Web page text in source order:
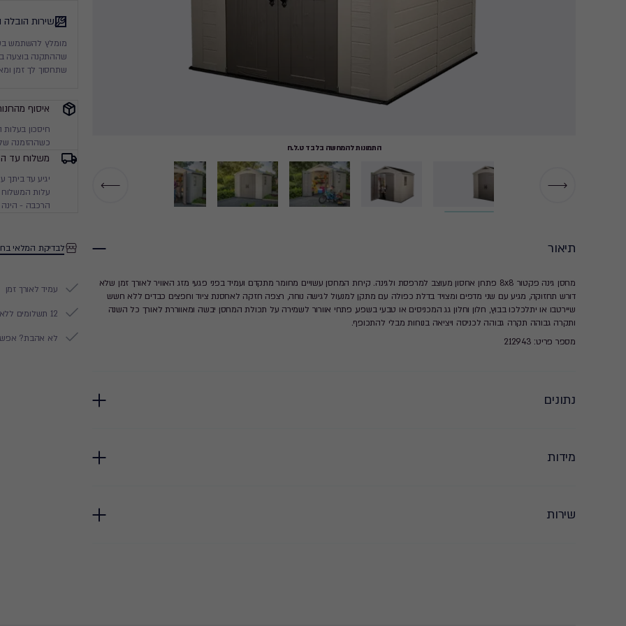
שירות
מומלץ להשתמש
שההתקנה בוצעה
שתחסוך לך זמן
איסוף
חיסכון
כשההזמנה
משלוח עד
עלות המשלוח
הרכבה -
לבדיקת המלאי
עמיד לאורך זמן
12 תשלומים ללא ריבית
לא אהבת? אפשר
התמונות להמחשה בלבד ט.ל.ח
תיאור
מחסן גינה פקטור 8x8 פתרון אחסון מעוצב למרפסת ולגינה. קירות המחסן עשויים מחומר מתקדם ועמיד בפני פגעי מזג האוויר לאורך זמן שלא
דורש תחזוקה, מגיע עם שני מדפים ומצויד בדלת כפולה עם מתקן למנעול לגישה נוחה, רצפה חזקה לאחסנת ציוד וחפצים כבדים ללא חשש
שיירטבו או יתלכלכו בבוץ, חלון וחלון גג המכניסים או טבעי בשפע, פתחי אוורור לשמירה על תכולת המחסן יבשה ומאווררת לאורך כל השנה
ותקרה גבוהה תקרה גבוהה לכניסה ויציאה בנוחות מבלי להתכופף.
מספר פריט: 212943
נתונים
מידות
שירות